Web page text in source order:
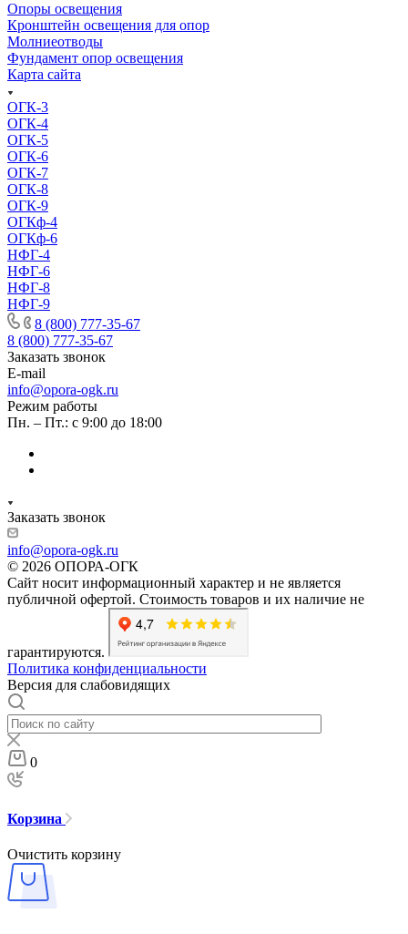
Опоры освещения
Кронштейн освещения для опор
Молниеотводы
Фундамент опор освещения
Карта сайта
ОГК-3
ОГК-4
ОГК-5
ОГК-6
ОГК-7
ОГК-8
ОГК-9
ОГКф-4
ОГКф-6
НФГ-4
НФГ-6
НФГ-8
НФГ-9
8 (800) 777-35-67
8 (800) 777-35-67
Заказать звонок
E-mail
info@opora-ogk.ru
Режим работы
Пн. – Пт.: с 9:00 до 18:00
Заказать звонок
info@opora-ogk.ru
© 2026 ОПОРА-ОГК
Сайт носит информационный характер и не является
публичной офертой. Стоимость товаров и их наличие не
гарантируются.
Политика конфиденциальности
Версия для слабовидящих
0
Корзина
Очистить корзину